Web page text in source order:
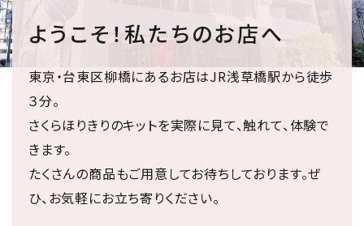
ようこそ！私たちのお店へ
東京・台東区柳橋にあるお店はJR浅草橋駅から徒歩
３分。
さくらほりきりのキットを実際に見て、触れて、体験で
きます。
たくさんの商品もご用意してお待ちしております。ぜ
ひ、お気軽にお立ち寄りください。